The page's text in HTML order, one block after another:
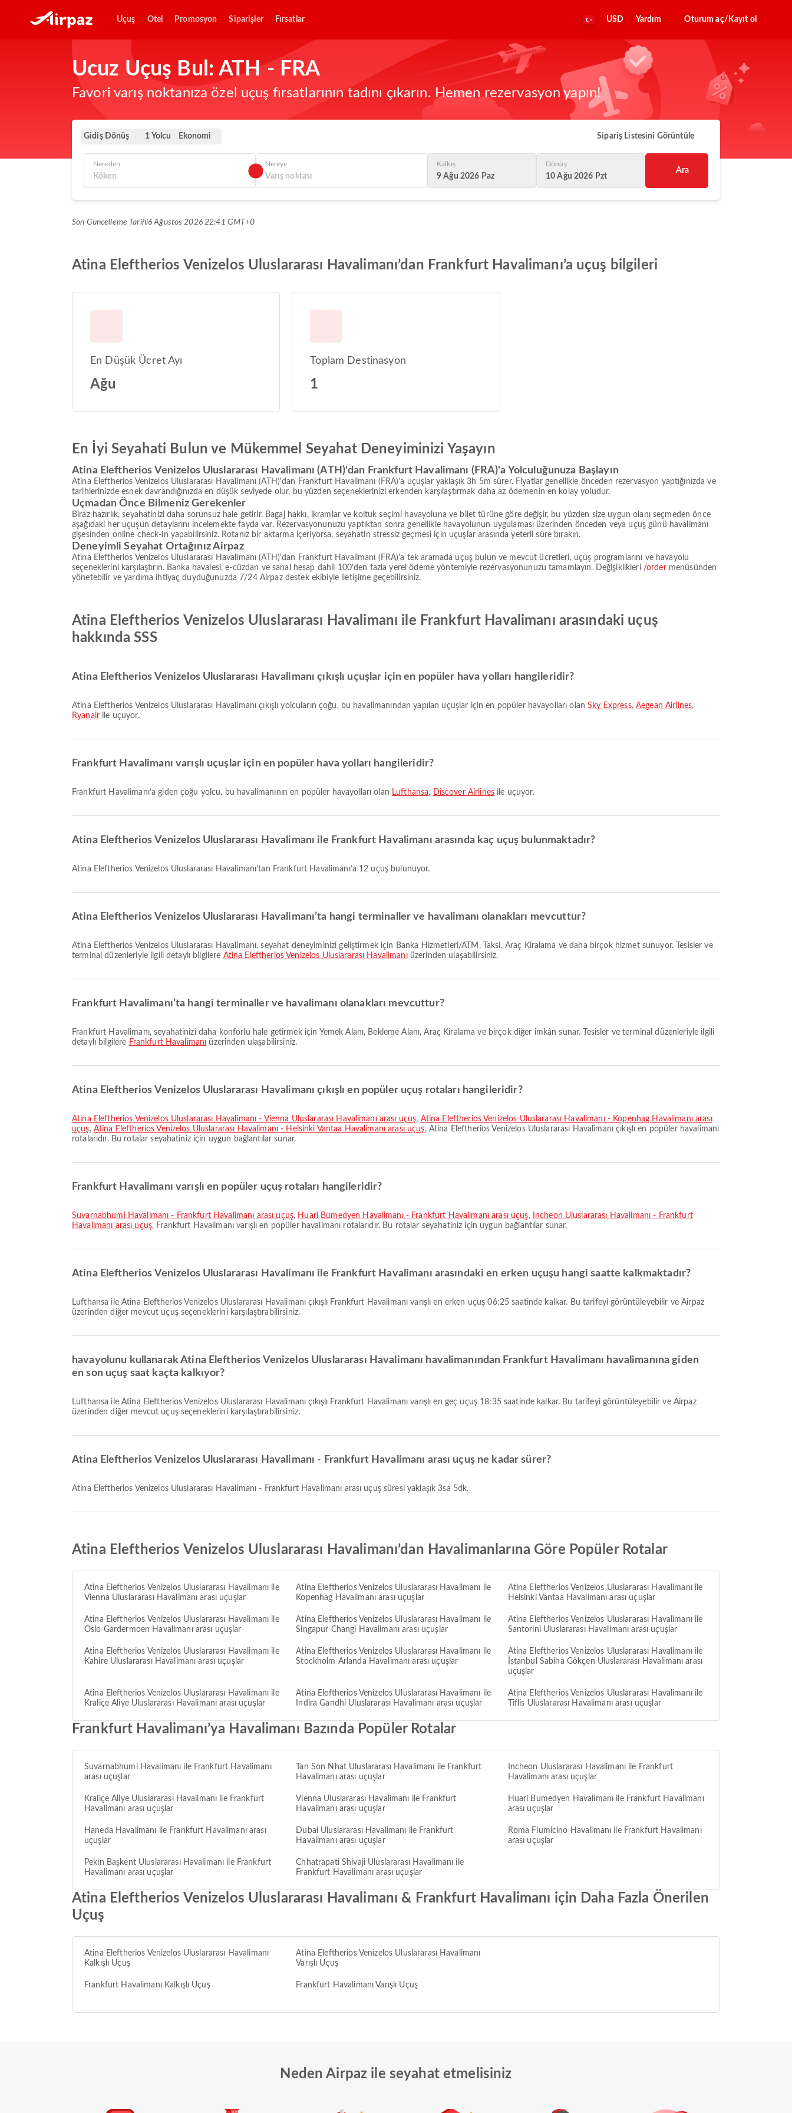
Uçuş Otel Promosyon Siparişler Fırsatlar USD Yardım Oturum aç/Kayıt ol
Ucuz Uçuş Bul: ATH - FRA
Favori varış noktanıza özel uçuş fırsatlarının tadını çıkarın. Hemen rezervasyon yapın!
Gidiş Dönüş 1 Yolcu Ekonomi Sipariş Listesini Görüntüle
Nereden Nereye Kalkış
9 Ağu 2026 Paz
Dönüş
10 Ağu 2026 Pzt
Ara
Son Güncelleme Tarihi6 Ağustos 2026 22:41 GMT+0
Atina Eleftherios Venizelos Uluslararası Havalimanı’dan Frankfurt Havalimanı’a uçuş bilgileri
En Düşük Ücret Ayı
Ağu
Toplam Destinasyon
1
En İyi Seyahati Bulun ve Mükemmel Seyahat Deneyiminizi Yaşayın
Atina Eleftherios Venizelos Uluslararası Havalimanı (ATH)'dan Frankfurt Havalimanı (FRA)'a Yolculuğunuza Başlayın
Atina Eleftherios Venizelos Uluslararası Havalimanı (ATH)'dan Frankfurt Havalimanı (FRA)'a uçuşlar yaklaşık 3h 5m sürer. Fiyatlar genellikle önceden rezervasyon yaptığınızda ve
tarihlerinizde esnek davrandığınızda en düşük seviyede olur, bu yüzden seçeneklerinizi erkenden karşılaştırmak daha az ödemenin en kolay yoludur.
Uçmadan Önce Bilmeniz Gerekenler
Biraz hazırlık, seyahatinizi daha sorunsuz hale getirir. Bagaj hakkı, ikramlar ve koltuk seçimi havayoluna ve bilet türüne göre değişir, bu yüzden size uygun olanı seçmeden önce
aşağıdaki her uçuşun detaylarını incelemekte fayda var. Rezervasyonunuzu yaptıktan sonra genellikle havayolunun uygulaması üzerinden önceden veya uçuş günü havalimanı
gişesinden online check-in yapabilirsiniz. Rotanız bir aktarma içeriyorsa, seyahatin stressiz geçmesi için uçuşlar arasında yeterli süre bırakın.
Deneyimli Seyahat Ortağınız Airpaz
Atina Eleftherios Venizelos Uluslararası Havalimanı (ATH)'dan Frankfurt Havalimanı (FRA)'a tek aramada uçuş bulun ve mevcut ücretleri, uçuş programlarını ve havayolu
seçeneklerini karşılaştırın. Banka havalesi, e-cüzdan ve sanal hesap dahil 100'den fazla yerel ödeme yöntemiyle rezervasyonunuzu tamamlayın. Değişiklikleri /ordermenüsünden
yönetebilir ve yardıma ihtiyaç duyduğunuzda 7/24 Airpaz destek ekibiyle iletişime geçebilirsiniz.
Atina Eleftherios Venizelos Uluslararası Havalimanı ile Frankfurt Havalimanı arasındaki uçuş
hakkında SSS
Atina Eleftherios Venizelos Uluslararası Havalimanı çıkışlı uçuşlar için en popüler hava yolları hangileridir?
Atina Eleftherios Venizelos Uluslararası Havalimanı çıkışlı yolcuların çoğu, bu havalimanından yapılan uçuşlar için en popüler havayolları olanSky Express, Aegean Airlines,
Ryanairile uçuyor.
Frankfurt Havalimanı varışlı uçuşlar için en popüler hava yolları hangileridir?
Frankfurt Havalimanı’a giden çoğu yolcu, bu havalimanının en popüler havayolları olan Lufthansa, Discover Airlinesile uçuyor.
Atina Eleftherios Venizelos Uluslararası Havalimanı ile Frankfurt Havalimanı arasında kaç uçuş bulunmaktadır?
Atina Eleftherios Venizelos Uluslararası Havalimanı’tan Frankfurt Havalimanı’a 12 uçuş bulunuyor.
Atina Eleftherios Venizelos Uluslararası Havalimanı’ta hangi terminaller ve havalimanı olanakları mevcuttur?
Atina Eleftherios Venizelos Uluslararası Havalimanı, seyahat deneyiminizi geliştirmek için Banka Hizmetleri/ATM, Taksi, Araç Kiralama ve daha birçok hizmet sunuyor. Tesisler ve
terminal düzenleriyle ilgili detaylı bilgilere Atina Eleftherios Venizelos Uluslararası Havalimanıüzerinden ulaşabilirsiniz.
Frankfurt Havalimanı’ta hangi terminaller ve havalimanı olanakları mevcuttur?
Frankfurt Havalimanı, seyahatinizi daha konforlu hale getirmek için Yemek Alanı, Bekleme Alanı, Araç Kiralama ve birçok diğer imkân sunar. Tesisler ve terminal düzenleriyle ilgili
detaylı bilgilere Frankfurt Havalimanı üzerinden ulaşabilirsiniz.
Atina Eleftherios Venizelos Uluslararası Havalimanı çıkışlı en popüler uçuş rotaları hangileridir?
Atina Eleftherios Venizelos Uluslararası Havalimanı - Vienna Uluslararası Havalimanı arası uçuş, Atina Eleftherios Venizelos Uluslararası Havalimanı - Kopenhag Havalimanı arası
uçuş, Atina Eleftherios Venizelos Uluslararası Havalimanı - Helsinki Vantaa Havalimanı arası uçuş, Atina Eleftherios Venizelos Uluslararası Havalimanı çıkışlı en popüler havalimanı
rotalarıdır. Bu rotalar seyahatiniz için uygun bağlantılar sunar.
Frankfurt Havalimanı varışlı en popüler uçuş rotaları hangileridir?
Suvarnabhumi Havalimanı - Frankfurt Havalimanı arası uçuş, Huari Bumedyen Havalimanı - Frankfurt Havalimanı arası uçuş,
Incheon Uluslararası Havalimanı - Frankfurt
Havalimanı arası uçuş, Frankfurt Havalimanı varışlı en popüler havalimanı rotalarıdır. Bu rotalar seyahatiniz için uygun bağlantılar sunar.
Atina Eleftherios Venizelos Uluslararası Havalimanı ile Frankfurt Havalimanı arasındaki en erken uçuşu hangi saatte kalkmaktadır?
Lufthansa ile Atina Eleftherios Venizelos Uluslararası Havalimanı çıkışlı Frankfurt Havalimanı varışlı en erken uçuş 06:25 saatinde kalkar. Bu tarifeyi görüntüleyebilir ve Airpaz
üzerinden diğer mevcut uçuş seçeneklerini karşılaştırabilirsiniz.
havayolunu kullanarak Atina Eleftherios Venizelos Uluslararası Havalimanı havalimanından Frankfurt Havalimanı havalimanına giden
en son uçuş saat kaçta kalkıyor?
Lufthansa ile Atina Eleftherios Venizelos Uluslararası Havalimanı çıkışlı Frankfurt Havalimanı varışlı en geç uçuş 18:35 saatinde kalkar. Bu tarifeyi görüntüleyebilir ve Airpaz
üzerinden diğer mevcut uçuş seçeneklerini karşılaştırabilirsiniz.
Atina Eleftherios Venizelos Uluslararası Havalimanı - Frankfurt Havalimanı arası uçuş ne kadar sürer?
Atina Eleftherios Venizelos Uluslararası Havalimanı - Frankfurt Havalimanı arası uçuş süresi yaklaşık 3sa 5dk.
Atina Eleftherios Venizelos Uluslararası Havalimanı’dan Havalimanlarına Göre Popüler Rotalar
Atina Eleftherios Venizelos Uluslararası Havalimanı ile
Vienna Uluslararası Havalimanı arası uçuşlar
Atina Eleftherios Venizelos Uluslararası Havalimanı ile
Kopenhag Havalimanı arası uçuşlar
Atina Eleftherios Venizelos Uluslararası Havalimanı ile
Helsinki Vantaa Havalimanı arası uçuşlar
Atina Eleftherios Venizelos Uluslararası Havalimanı ile
Oslo Gardermoen Havalimanı arası uçuşlar
Atina Eleftherios Venizelos Uluslararası Havalimanı ile
Singapur Changi Havalimanı arası uçuşlar
Atina Eleftherios Venizelos Uluslararası Havalimanı ile
Santorini Uluslararası Havalimanı arası uçuşlar
Atina Eleftherios Venizelos Uluslararası Havalimanı ile
Kahire Uluslararası Havalimanı arası uçuşlar
Atina Eleftherios Venizelos Uluslararası Havalimanı ile
Stockholm Arlanda Havalimanı arası uçuşlar
Atina Eleftherios Venizelos Uluslararası Havalimanı ile
İstanbul Sabiha Gökçen Uluslararası Havalimanı arası
uçuşlar
Atina Eleftherios Venizelos Uluslararası Havalimanı ile
Kraliçe Aliye Uluslararası Havalimanı arası uçuşlar
Atina Eleftherios Venizelos Uluslararası Havalimanı ile
Indira Gandhi Uluslararası Havalimanı arası uçuşlar
Atina Eleftherios Venizelos Uluslararası Havalimanı ile
Tiflis Uluslararası Havalimanı arası uçuşlar
Frankfurt Havalimanı’ya Havalimanı Bazında Popüler Rotalar
Suvarnabhumi Havalimanı ile Frankfurt Havalimanı
arası uçuşlar
Tan Son Nhat Uluslararası Havalimanı ile Frankfurt
Havalimanı arası uçuşlar
Incheon Uluslararası Havalimanı ile Frankfurt
Havalimanı arası uçuşlar
Kraliçe Aliye Uluslararası Havalimanı ile Frankfurt
Havalimanı arası uçuşlar
Vienna Uluslararası Havalimanı ile Frankfurt
Havalimanı arası uçuşlar
Huari Bumedyen Havalimanı ile Frankfurt Havalimanı
arası uçuşlar
Haneda Havalimanı ile Frankfurt Havalimanı arası
uçuşlar
Dubai Uluslararası Havalimanı ile Frankfurt
Havalimanı arası uçuşlar
Roma Fiumicino Havalimanı ile Frankfurt Havalimanı
arası uçuşlar
Pekin Başkent Uluslararası Havalimanı ile Frankfurt
Havalimanı arası uçuşlar
Chhatrapati Shivaji Uluslararası Havalimanı ile
Frankfurt Havalimanı arası uçuşlar
Atina Eleftherios Venizelos Uluslararası Havalimanı & Frankfurt Havalimanı için Daha Fazla Önerilen
Uçuş
Atina Eleftherios Venizelos Uluslararası Havalimanı
Kalkışlı Uçuş
Frankfurt Havalimanı Kalkışlı Uçuş
Atina Eleftherios Venizelos Uluslararası Havalimanı
Varışlı Uçuş
Frankfurt Havalimanı Varışlı Uçuş
Neden Airpaz ile seyahat etmelisiniz